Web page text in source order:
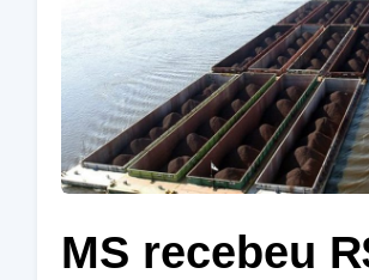
MS recebeu